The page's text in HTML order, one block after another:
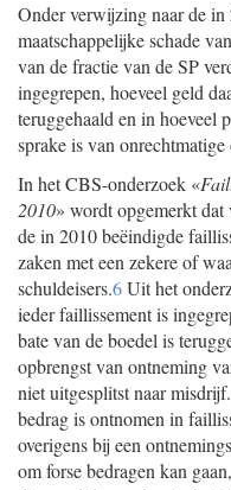
Onder verwijzing naar de
maatschappelijke schade
van de fractie van de SP
ingegrepen, hoeveel geld
teruggehaald en in hoeveel
sprake is van
In het CBS-onderzoek «
2010» wordt opgemerkt dat
de in 2010 beëindigde
zaken met een zekere of
schuldeisers.6Uit het
ieder faillissement is
bate van de boedel is
opbrengst van ontneming
niet uitgesplitst naar
bedrag is ontnomen in
overigens bij een
om forse bedragen kan